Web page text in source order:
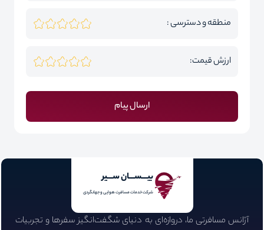
منطقه و دسترسی :
ارزش قیمت:
ارسال پیام
بیـــســـان ســـیر
شرکت خدمات مسافرت هوایی و جهانگردی
آژانس مسافرتی ما، دروازه‌ای به دنیای شگفت‌انگیز سفرها و تجربیات